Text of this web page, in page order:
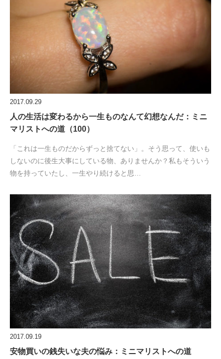
2017.09.29
人の生活は変わるから一生ものなんて幻想なんだ：ミニ
マリストへの道（100）
「これは一生ものだからずっと捨てない」。そう思って、使いも
しないのに後生大事にしている物、ありませんか？私もそういう
物を持っていたし、一生やり続けると思…
2017.09.19
安物買いの銭失いな夫の悩み：ミニマリストへの道